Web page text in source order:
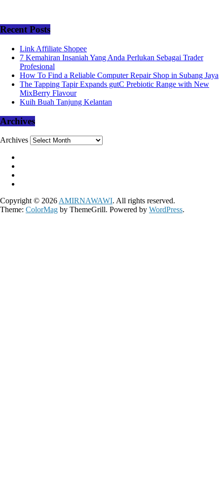
Recent Posts
Link Affiliate Shopee
7 Kemahiran Insaniah Yang Anda Perlukan Sebagai Trader
Profesional
How To Find a Reliable Computer Repair Shop in Subang Jaya
The Tapping Tapir Expands gutC Prebiotic Range with New
MixBerry Flavour
Kuih Buah Tanjung Kelantan
Archives
Archives
Copyright © 2026 AMIRNAWAWI. All rights reserved.
Theme: ColorMag by ThemeGrill. Powered by WordPress.